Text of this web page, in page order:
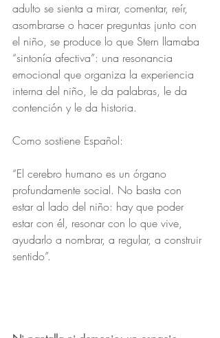
adulto se sienta a mirar, comentar, reír,
asombrarse o hacer preguntas junto con
el niño, se produce lo que Stern llamaba
“sintonía afectiva”: una resonancia
emocional que organiza la experiencia
interna del niño, le da palabras, le da
contención y le da historia.
Como sostiene Español:
“El cerebro humano es un órgano
profundamente social. No basta con
estar al lado del niño: hay que poder
estar con él, resonar con lo que vive,
ayudarlo a nombrar, a regular, a construir
sentido”.